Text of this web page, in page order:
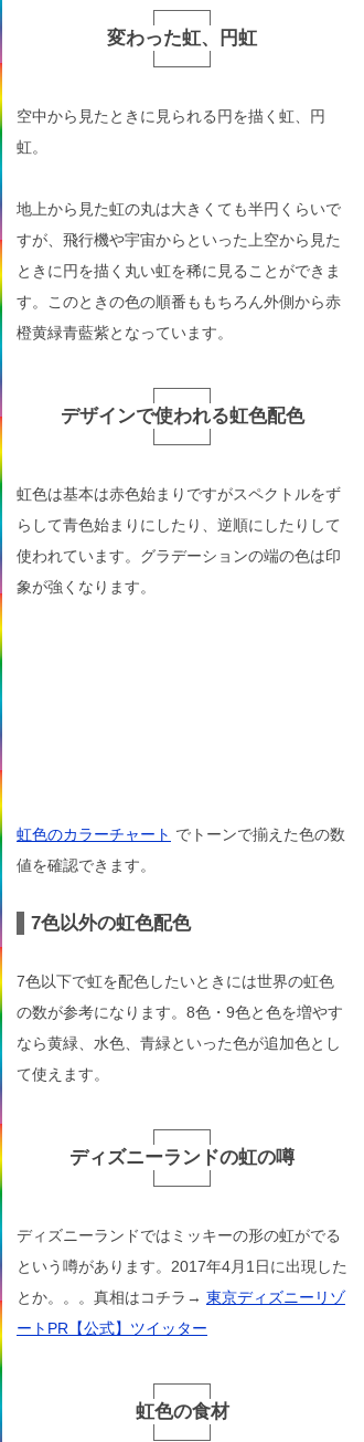
変わった虹、円虹
空中から見たときに見られる円を描く虹、円
虹。
地上から見た虹の丸は大きくても半円くらいで
すが、飛行機や宇宙からといった上空から見た
ときに円を描く丸い虹を稀に見ることができま
す。このときの色の順番ももちろん外側から赤
橙黄緑青藍紫となっています。
デザインで使われる虹色配色
虹色は基本は赤色始まりですがスペクトルをず
らして青色始まりにしたり、逆順にしたりして
使われています。グラデーションの端の色は印
象が強くなります。
虹色のカラーチャート でトーンで揃えた色の数
値を確認できます。
7色以外の虹色配色
7色以下で虹を配色したいときには世界の虹色
の数が参考になります。8色・9色と色を増やす
なら黄緑、水色、青緑といった色が追加色とし
て使えます。
ディズニーランドの虹の噂
ディズニーランドではミッキーの形の虹がでる
という噂があります。2017年4月1日に出現した
とか。。。真相はコチラ→ 東京ディズニーリゾ
ートPR【公式】ツイッター
虹色の食材